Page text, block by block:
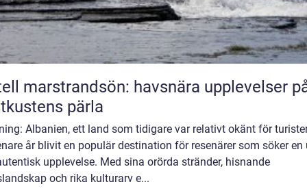
marstrandsön: havsnära upplevelser
pärla
Albanien, ett land som tidigare var relativt okänt för
år blivit en populär destination för resenärer som söker en
upplevelse. Med sina orörda stränder, hisnande
och rika kulturarv e...